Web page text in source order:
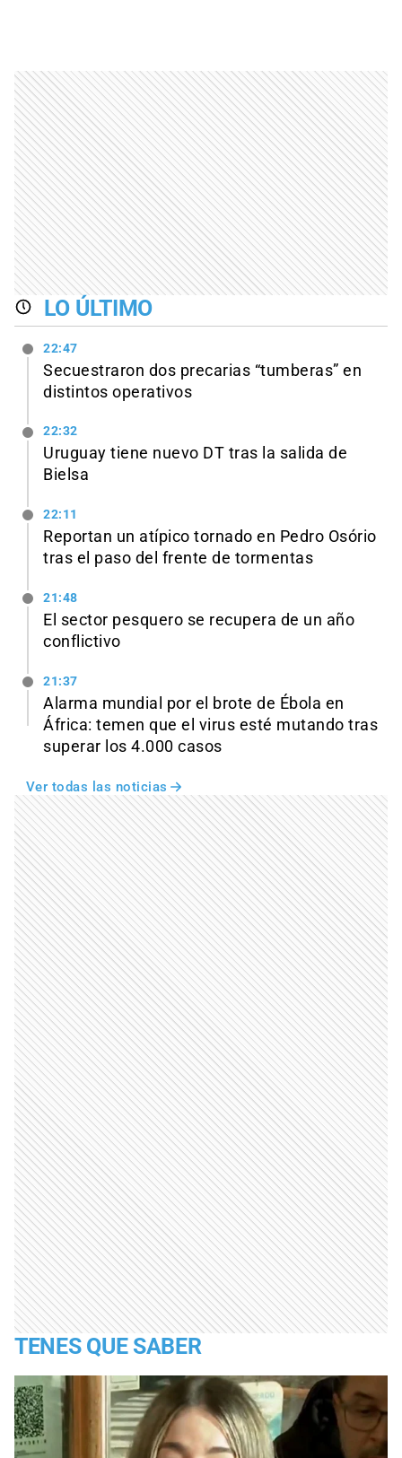
LO ÚLTIMO
22:47
Secuestraron dos precarias “tumberas” en
distintos operativos
22:32
Uruguay tiene nuevo DT tras la salida de
Bielsa
22:11
Reportan un atípico tornado en Pedro Osório
tras el paso del frente de tormentas
21:48
El sector pesquero se recupera de un año
conflictivo
21:37
Alarma mundial por el brote de Ébola en
África: temen que el virus esté mutando tras
superar los 4.000 casos
Ver todas las noticias
TENES QUE SABER